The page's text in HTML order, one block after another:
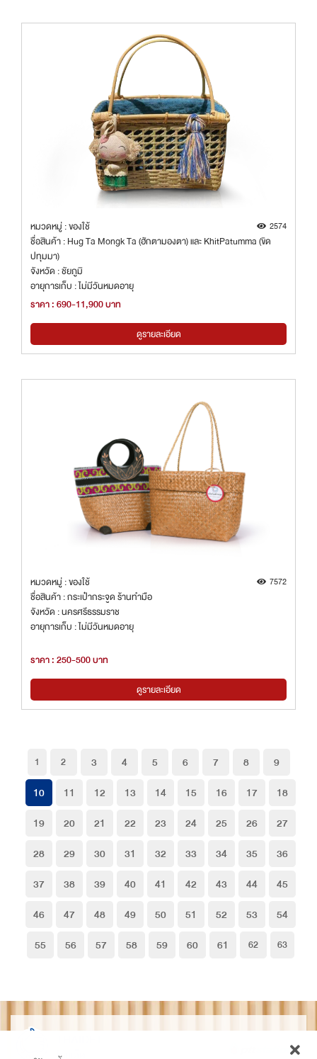
หมวดหมู่ : ของใช้ 2574
ชื่อสินค้า : Hug Ta Mongk Ta (ฮักตามองตา) และ KhitPatumma (ขิด
ปทุมมา)
จังหวัด : ชัยภูมิ
อายุการเก็บ : ไม่มีวันหมดอายุ
ราคา : 690-11,900 บาท
ดูรายละเอียด
หมวดหมู่ : ของใช้ 7572
ชื่อสินค้า : กระเป๋ากระจูด ร้านทำมือ
จังหวัด : นครศรีธรรมราช
อายุการเก็บ : ไม่มีวันหมดอายุ
ราคา : 250-500 บาท
ดูรายละเอียด
1 2 3 4 5 6 7 8
9
10
11 12 13 14 15 16 17
18
19
20 21 22 23 24 25 26
27
28
29 30 31 32 33 34 35
36
37
38 39 40 41 42 43 44
45
46
47 48 49 50 51 52 53
54
55
56 57 58 59 60 61 62 63
ไทยเด็ด